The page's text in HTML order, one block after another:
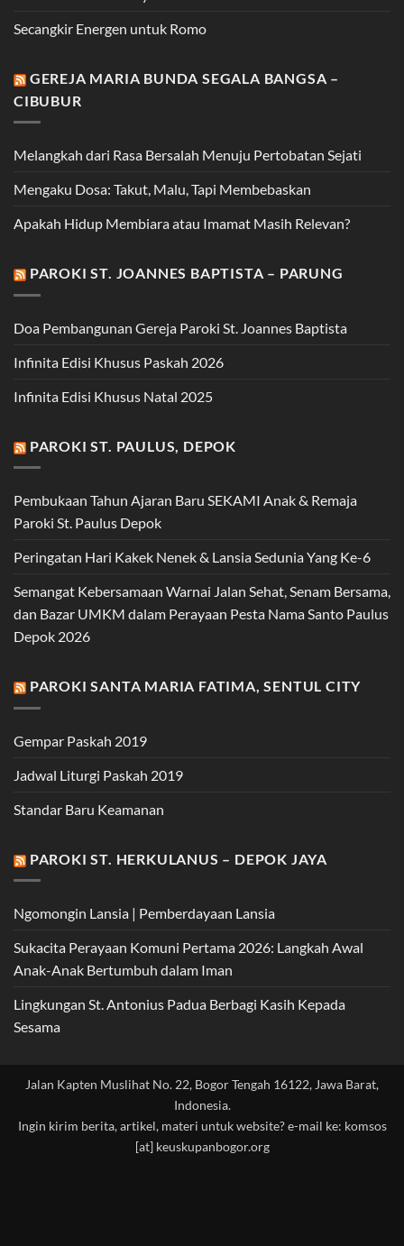
Secangkir Energen untuk Romo
GEREJA MARIA BUNDA SEGALA BANGSA –
CIBUBUR
Melangkah dari Rasa Bersalah Menuju Pertobatan Sejati
Mengaku Dosa: Takut, Malu, Tapi Membebaskan
Apakah Hidup Membiara atau Imamat Masih Relevan?
PAROKI ST. JOANNES BAPTISTA – PARUNG
Doa Pembangunan Gereja Paroki St. Joannes Baptista
Infinita Edisi Khusus Paskah 2026
Infinita Edisi Khusus Natal 2025
PAROKI ST. PAULUS, DEPOK
Pembukaan Tahun Ajaran Baru SEKAMI Anak & Remaja
Paroki St. Paulus Depok
Peringatan Hari Kakek Nenek & Lansia Sedunia Yang Ke-6
Semangat Kebersamaan Warnai Jalan Sehat, Senam Bersama,
dan Bazar UMKM dalam Perayaan Pesta Nama Santo Paulus
Depok 2026
PAROKI SANTA MARIA FATIMA, SENTUL CITY
Gempar Paskah 2019
Jadwal Liturgi Paskah 2019
Standar Baru Keamanan
PAROKI ST. HERKULANUS – DEPOK JAYA
Ngomongin Lansia | Pemberdayaan Lansia
Sukacita Perayaan Komuni Pertama 2026: Langkah Awal
Anak-Anak Bertumbuh dalam Iman
Lingkungan St. Antonius Padua Berbagi Kasih Kepada
Sesama
Jalan Kapten Muslihat No. 22, Bogor Tengah 16122, Jawa Barat,
Indonesia.
Ingin kirim berita, artikel, materi untuk website? e-mail ke: komsos
[at] keuskupanbogor.org